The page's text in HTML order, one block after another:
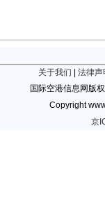
关于我们
法律声
国际空港信息网版
Copyright
京